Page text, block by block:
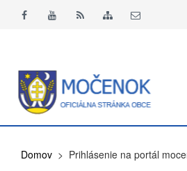
Domov > Prihlásenie na portál